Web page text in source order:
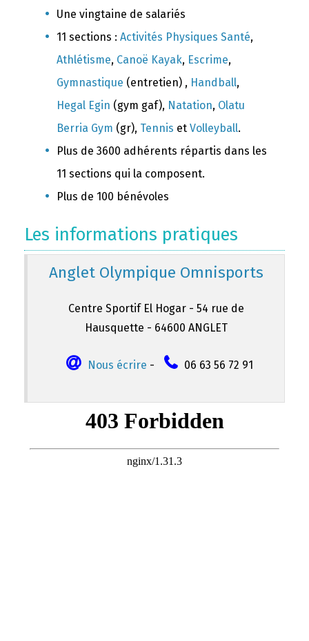
Une vingtaine de salariés
11 sections : Activités Physiques Santé,
Athlétisme, Canoë Kayak, Escrime,
Gymnastique (entretien) , Handball,
Hegal Egin (gym gaf), Natation, Olatu
Berria Gym (gr), Tennis et Volleyball.
Plus de 3600 adhérents répartis dans les
11 sections qui la composent.
Plus de 100 bénévoles
Les informations pratiques
Anglet Olympique Omnisports
Centre Sportif El Hogar - 54 rue de
Hausquette - 64600 ANGLET
Nous écrire - 06 63 56 72 91